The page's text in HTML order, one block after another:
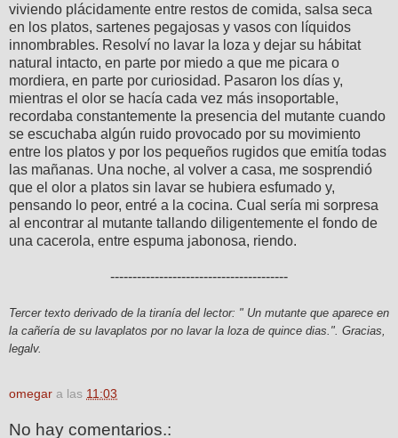
viviendo plácidamente entre restos de comida, salsa seca
en los platos, sartenes pegajosas y vasos con líquidos
innombrables. Resolví no lavar la loza y dejar su hábitat
natural intacto, en parte por miedo a que me picara o
mordiera, en parte por curiosidad. Pasaron los días y,
mientras el olor se hacía cada vez más insoportable,
recordaba constantemente la presencia del mutante cuando
se escuchaba algún ruido provocado por su movimiento
entre los platos y por los pequeños rugidos que emitía todas
las mañanas. Una noche, al volver a casa, me sosprendió
que el olor a platos sin lavar se hubiera esfumado y,
pensando lo peor, entré a la cocina. Cual sería mi sorpresa
al encontrar al mutante tallando diligentemente el fondo de
una cacerola, entre espuma jabonosa, riendo.
----------------------------------------
Tercer texto derivado de la tiranía del lector: " Un mutante que aparece en
la cañería de su lavaplatos por no lavar la loza de quince dias.". Gracias,
legalv.
omegar a las 11:03
No hay comentarios.: